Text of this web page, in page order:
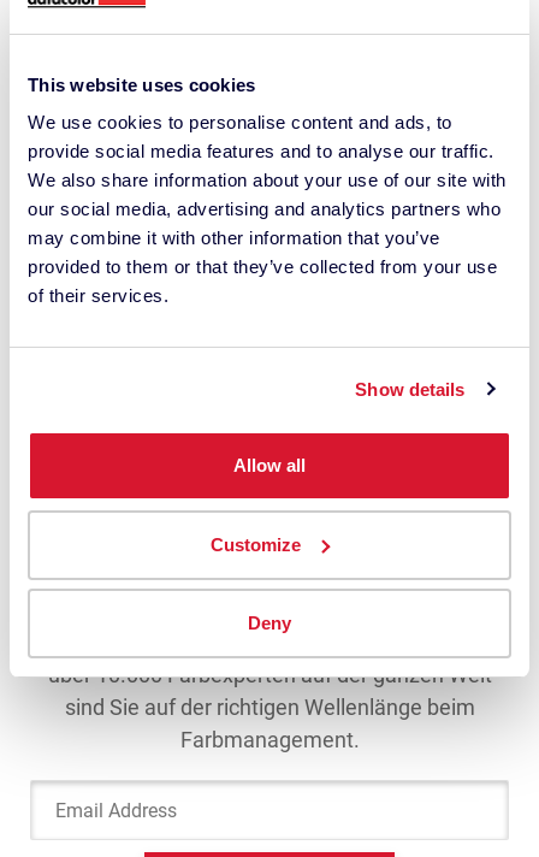
This website uses cookies
We use cookies to personalise content and ads, to
provide social media features and to analyse our traffic.
We also share information about your use of our site with
our social media, advertising and analytics partners who
may combine it with other information that you’ve
provided to them or that they’ve collected from your use
of their services.
Show details
Allow all
Customize
Deny
SpyderX
ColorReader
US 10.502.628
US 10.928.251
ColorReader Pro
US 10.502.628
US 10.928.251
ColorReader EZ
US 11.340.156
Aktualisiert 9. Januar 2023
über 10.000 Farbexperten auf der ganzen Welt
sind Sie auf der richtigen Wellenlänge beim
Farbmanagement.
Email Address